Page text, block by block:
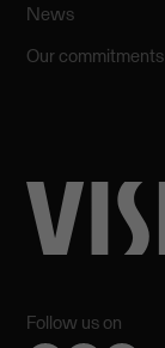
Follow us on
News
Our commitments